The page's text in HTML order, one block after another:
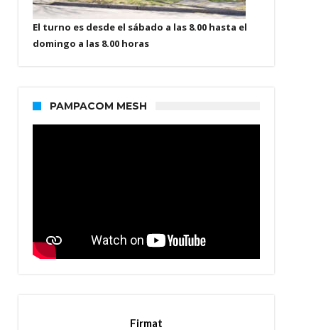
El turno es desde el sábado a las 8.00 hasta el
domingo a las 8.00 horas
PAMPACOM MESH
Firmat